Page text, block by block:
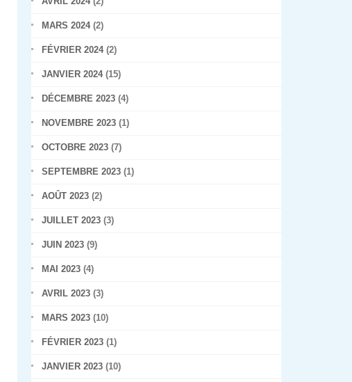
MARS 2024(2)
FÉVRIER 2024(2)
JANVIER 2024(15)
DÉCEMBRE 2023 (4)
NOVEMBRE 2023 (1)
OCTOBRE 2023 (7)
SEPTEMBRE 2023 (1)
AOÛT 2023 (2)
JUILLET 2023 (3)
JUIN 2023 (9)
MAI 2023 (4)
AVRIL 2023 (3)
MARS 2023 (10)
FÉVRIER 2023 (1)
JANVIER 2023 (10)